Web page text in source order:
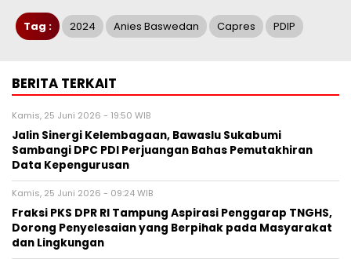
Tag : 2024 Anies Baswedan Capres PDIP
BERITA TERKAIT
Kamis, 25 Juni 2026 - 19:50 WIB
Jalin Sinergi Kelembagaan, Bawaslu Sukabumi
Sambangi DPC PDI Perjuangan Bahas Pemutakhiran
Data Kepengurusan
Kamis, 25 Juni 2026 - 09:24 WIB
‎Fraksi PKS DPR RI Tampung Aspirasi Penggarap TNGHS,
Dorong Penyelesaian yang Berpihak pada Masyarakat
dan Lingkungan‎